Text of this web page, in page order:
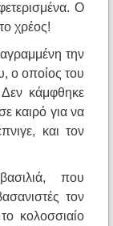
Ο
χρέος!
την
ο οποίος του
Δεν κάμφθηκε
καιρό για να
και τον
που
τον
κολοσσιαίο